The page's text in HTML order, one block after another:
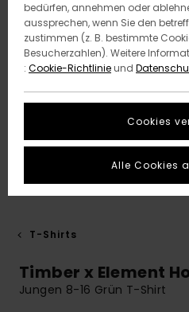
T-Shirts
Timber x Element
Jungen 8-16 Grün T-Shirt
bedürfen, annehmen oder
aussprechen, wenn Sie den
zustimmen (z. B. bestimmte
Besucherzahlen). Weitere
: Cookie-Richtlinieund
Cookies
Alle Cookies